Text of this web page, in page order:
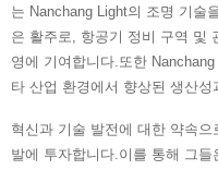
는 Nanchang Light의 조명 기술
은 활주로, 항공기 정비 구역 및
영에 기여합니다.또한
타 산업 환경에서 향상된 생산
혁신과 기술 발전에 대한 약속
발에 투자합니다.이를 통해 그